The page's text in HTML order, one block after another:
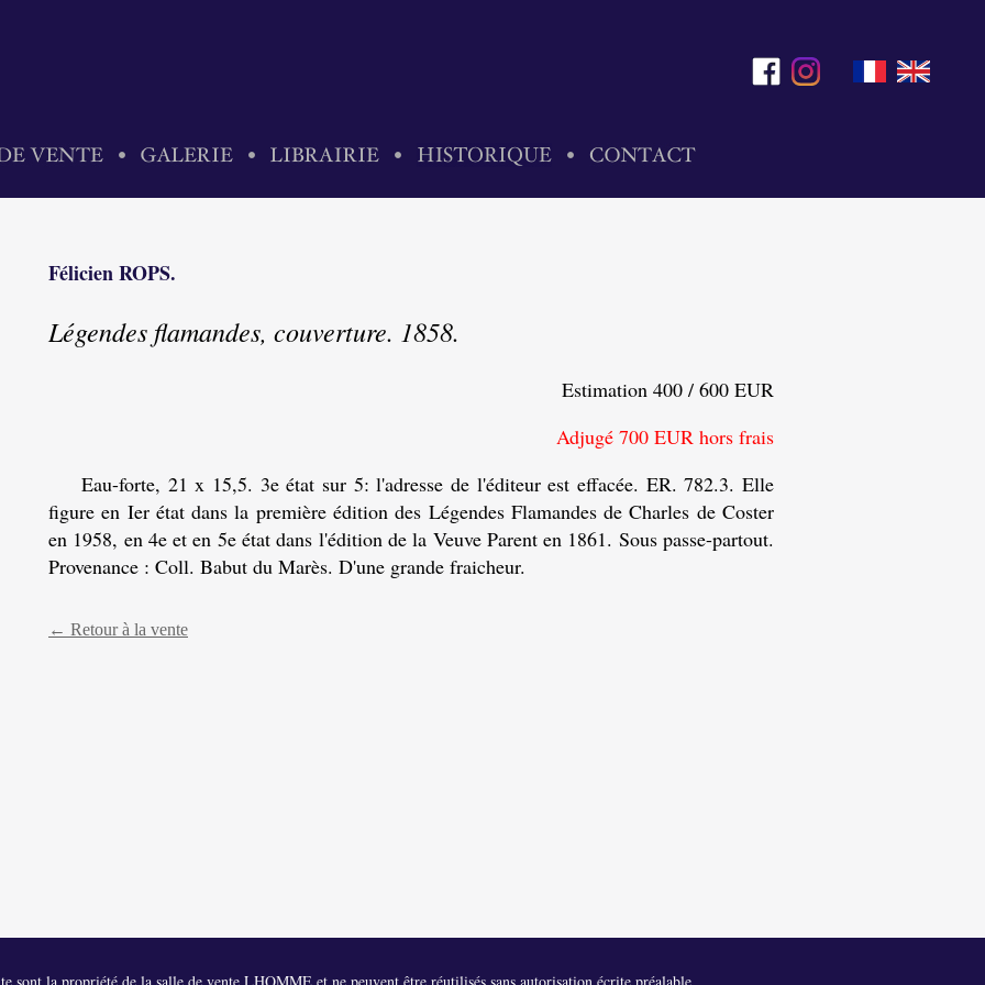
Félicien ROPS.
Légendes flamandes, couverture. 1858.
Estimation 400 / 600 EUR
Adjugé 700 EUR hors frais
Eau-forte, 21 x 15,5. 3e état sur 5: l'adresse de l'éditeur est effacée. ER. 782.3. Elle
figure en Ier état dans la première édition des Légendes Flamandes de Charles de Coster
en 1958, en 4e et en 5e état dans l'édition de la Veuve Parent en 1861. Sous passe-partout.
Provenance : Coll. Babut du Marès. D'une grande fraicheur.
← Retour à la vente